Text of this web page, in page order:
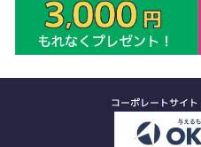
コーポレートサイト